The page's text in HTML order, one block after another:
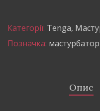
Категорії: Tenga,
Позначка: мастурбатор
Опис